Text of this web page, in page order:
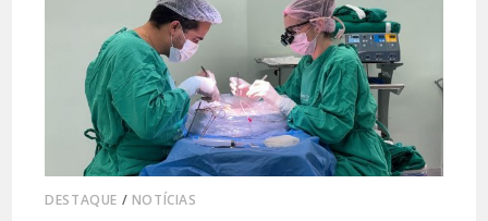
DESTAQUE / NOTÍCIAS